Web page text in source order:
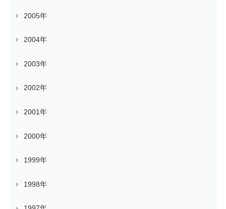
2005年
2004年
2003年
2002年
2001年
2000年
1999年
1998年